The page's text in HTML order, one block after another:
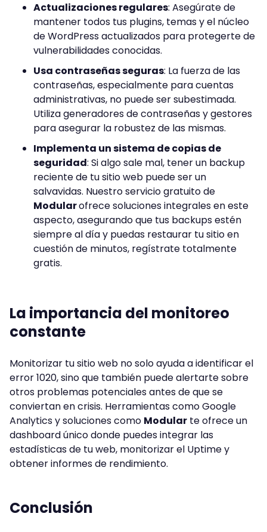
Actualizaciones regulares: Asegúrate de
mantener todos tus plugins, temas y el núcleo
de WordPress actualizados para protegerte de
vulnerabilidades conocidas.
Usa contraseñas seguras: La fuerza de las
contraseñas, especialmente para cuentas
administrativas, no puede ser subestimada.
Utiliza generadores de contraseñas y gestores
para asegurar la robustez de las mismas.
Implementa un sistema de copias de
seguridad: Si algo sale mal, tener un backup
reciente de tu sitio web puede ser un
salvavidas. Nuestro servicio gratuito de
Modularofrece soluciones integrales en este
aspecto, asegurando que tus backups estén
siempre al día y puedas restaurar tu sitio en
cuestión de minutos, regístrate totalmente
gratis.
La importancia del monitoreo
constante
Monitorizar tu sitio web no solo ayuda a identificar el
error 1020, sino que también puede alertarte sobre
otros problemas potenciales antes de que se
conviertan en crisis. Herramientas como Google
Analytics y soluciones como Modular te ofrece un
dashboard único donde puedes integrar las
estadísticas de tu web, monitorizar el Uptime y
obtener informes de rendimiento.
Conclusión